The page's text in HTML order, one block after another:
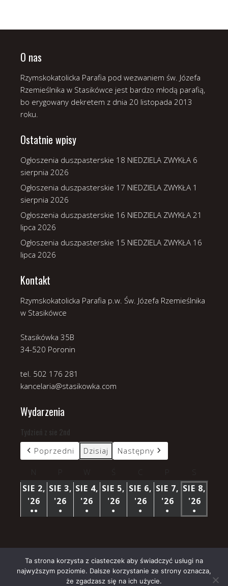
O nas
Rzymskokatolicka Parafia pod wezwaniem św. Józefa
Rzemieślnika w Stasikówce jest bardzo młodą parafią,
bo erygowany dekretem z dnia 20 listopada 2013
roku.
Ostatnie wpisy
Ogłoszenia duszpasterskie 18 NIEDZIELA ZWYKŁA 6
sierpnia 2026
Ogłoszenia duszpasterskie 17 NIEDZIELA ZWYKŁA 1
sierpnia 2026
Ogłoszenia duszpasterskie 16 NIEDZIELA ZWYKŁA 21
lipca 2026
Ogłoszenia duszpasterskie 15 NIEDZIELA ZWYKŁA 16
lipca 2026
Kontakt
Rzymskokatolicka Parafia p.w. Św. Józefa Rzemieślnika
w Stasikówce
Stasikówka 35B
34-520 Poronin
tel. 502 176 281
kancelaria@stasikowka.com
Wydarzenia
Tydzień z sie 2nd
Poprzedni Dzisiaj Następny
SIE 2,
'26
SIERPNIA
●●
SIE 3,
'26
SIERPNIA
●
SIE 4,
'26
SIERPNIA
●
SIE 5,
'26
SIERPNIA
●
SIE 6,
'26
SIERPNIA
●
SIE 7,
'26
SIERPNIA
●
SIE 8,
'26
●
Copyright © 2026 Parafia Stasikówka.
Ta strona korzysta z ciasteczek aby świadczyć usługi na
najwyższym poziomie. Dalsze korzystanie ze strony oznacza,
że zgadzasz się na ich użycie.